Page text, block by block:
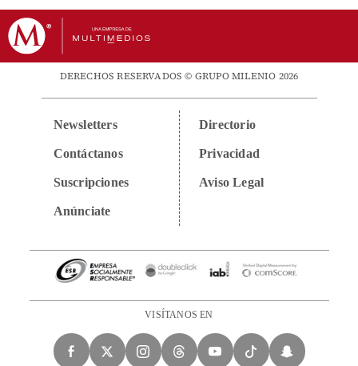
DERECHOS RESERVADOS © GRUPO MILENIO 2026
Newsletters
Contáctanos
Suscripciones
Anúnciate
Directorio
Privacidad
Aviso Legal
VISÍTANOS EN